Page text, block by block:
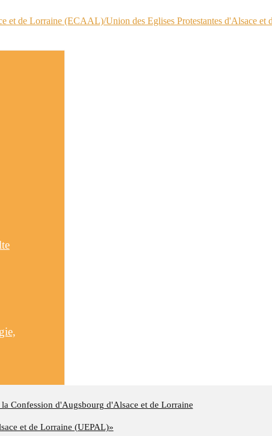
Confession d'Augsbourg d'Alsace et de Lorraine
et de Lorraine (UEPAL)»